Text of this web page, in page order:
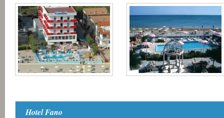
Hotel Fano